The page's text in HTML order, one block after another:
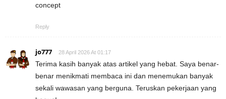
concept
Reply
jo777 28 April 2026 At 01:17
Terima kasih banyak atas artikel yang hebat. Saya benar-
benar menikmati membaca ini dan menemukan banyak
sekali wawasan yang berguna. Teruskan pekerjaan yang